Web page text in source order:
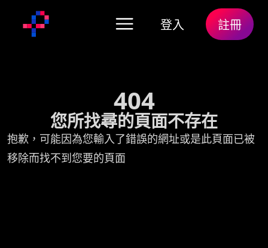
登入 註冊
404
您所找尋的頁面不存在
抱歉，可能因為您輸入了錯誤的網址或是此頁面已被
移除而找不到您要的頁面